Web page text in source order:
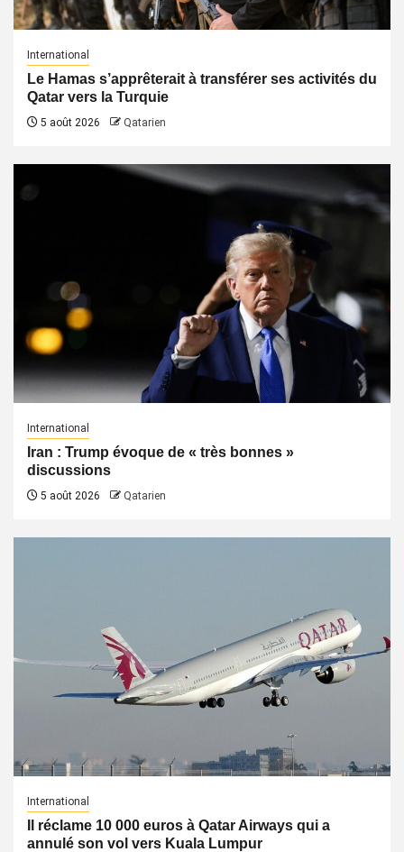
International
Le Hamas s’apprêterait à transférer ses activités du
Qatar vers la Turquie
5 août 2026 Qatarien
International
Iran : Trump évoque de « très bonnes »
discussions
5 août 2026 Qatarien
International
Il réclame 10 000 euros à Qatar Airways qui a
annulé son vol vers Kuala Lumpur